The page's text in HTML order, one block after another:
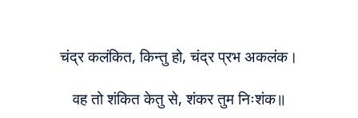
चंद्र कलंकित, किन्तु हो, चंद्र प्रभ अकलंक।
वह तो शंकित केतु से, शंकर तुम निःशंक॥